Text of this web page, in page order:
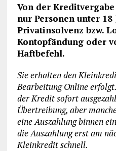
Von der
nur Personen unter
Privatinsolvenz bzw.
Kontopfändung oder
Haftbefehl.
Sie erhalten den
Bearbeitung Online
der Kredit sofort
Übertreibung, aber
eine Auszahlung binnen
die Auszahlung erst am
Kleinkredit schnell.